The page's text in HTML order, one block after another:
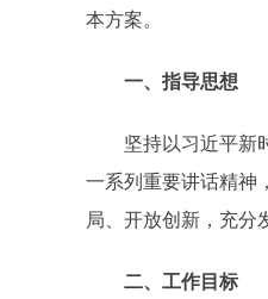
本方案。
一、指导思想
坚持以习近平新时
一系列重要讲话精神
局、开放创新，充分
二、工作目标